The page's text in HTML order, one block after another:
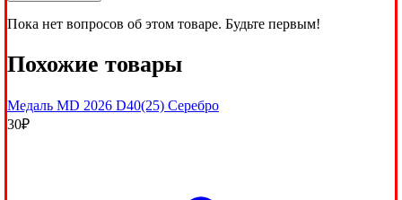
Пока нет вопросов об этом товаре. Будьте первым!
Похожие товары
Медаль MD 2026 D40(25) Серебро
30₽